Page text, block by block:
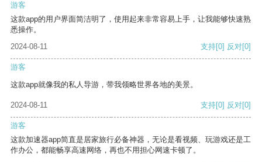
游客
这款app的用户界面简洁明了，使用起来非常容易上手，让我能够快速熟
悉操作。
2024-08-11
支持[0] 反对[0]
游客
这款app就像我的私人导游，带我领略世界各地的美景。
2024-08-11 支持[0] 反对[0]
游客
这款加速器app简直是居家旅行必备神器，无论是看视频、玩游戏还是工
作办公，都能畅享高速网络，再也不用担心网速卡顿了。